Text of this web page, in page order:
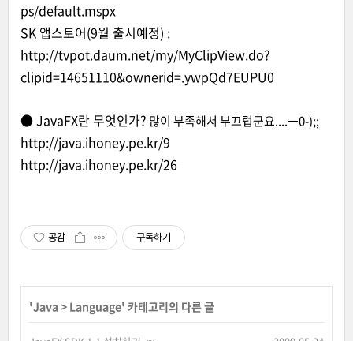
ps/default.mspx
SK 앱스토어(9월 출시예정) :
http://tvpot.daum.net/my/MyClipView.do?
clipid=14651110&ownerid=.ywpQd7EUPU0
● JavaFX란 무엇인가? 많이 부족해서 부끄럽군요....ㅡ0-);;
http://java.ihoney.pe.kr/9
http://java.ihoney.pe.kr/26
공감 구독하기
'Java> Language' 카테고리의 다른 글